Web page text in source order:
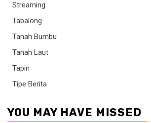
Streaming
Tabalong
Tanah Bumbu
Tanah Laut
Tapin
Tipe Berita
YOU MAY HAVE MISSED